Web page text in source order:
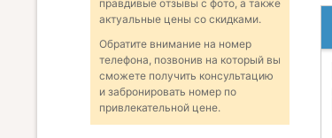
правдивые отзывы с фото, а также
актуальные цены со скидками.
Обратите внимание на номер
телефона, позвонив на который вы
сможете получить консультацию
и забронировать номер по
привлекательной цене.